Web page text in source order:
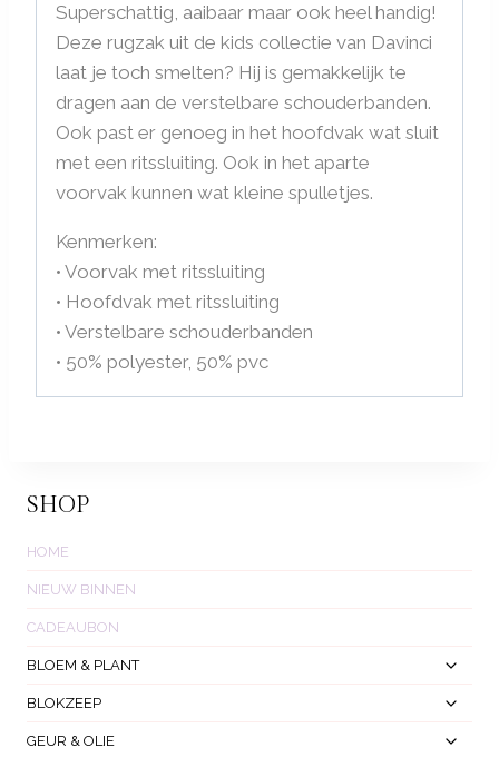
Superschattig, aaibaar maar ook heel handig!
Deze rugzak uit de kids collectie van Davinci
laat je toch smelten? Hij is gemakkelijk te
dragen aan de verstelbare schouderbanden.
Ook past er genoeg in het hoofdvak wat sluit
met een ritssluiting. Ook in het aparte
voorvak kunnen wat kleine spulletjes.
Kenmerken:
• Voorvak met ritssluiting
• Hoofdvak met ritssluiting
• Verstelbare schouderbanden
• 50% polyester, 50% pvc
SHOP
HOME
NIEUW BINNEN
CADEAUBON
BLOEM & PLANT
BLOKZEEP
GEUR & OLIE